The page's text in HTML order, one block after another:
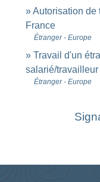
Autorisation de
France
Étranger - Europe
Travail d'un
salarié/
Étranger - Europe